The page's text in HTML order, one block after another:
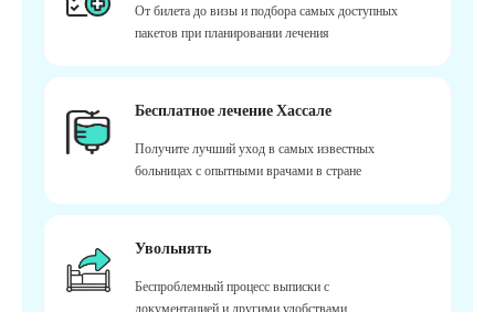
От билета до визы и подбора самых доступных
пакетов при планировании лечения
Бесплатное лечение Хассале
Получите лучший уход в самых известных
больницах с опытными врачами в стране
Увольнять
Беспроблемный процесс выписки с
документацией и другими удобствами.